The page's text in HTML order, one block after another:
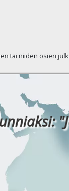
tai niiden osien